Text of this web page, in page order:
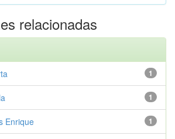
relacionadas
1
1
1
Enrique